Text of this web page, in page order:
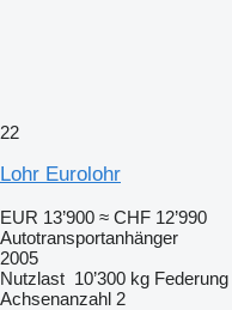
22
Lohr Eurolohr
EUR 13’900 ≈ CHF 12’990
Autotransportanhänger
2005
Nutzlast 10’300 kg Federung
Achsenanzahl 2